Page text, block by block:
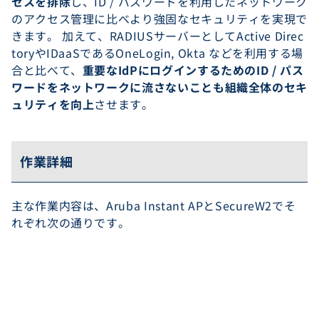
のアクセス管理に比べより強固なセキュリティを実現で
きます。 加えて、RADIUSサーバーとしてActive Direc
toryやIDaaSであるOneLogin, Okta などを利用する場
合と比べて、 重要なIdPにログインするためのID / パス
ワードをネットワークに流さないことも組織全体のセキ
ュリティを向上させます。
作業詳細
主な作業内容は、Aruba Instant APとSecureW2でそ
れぞれ次の通りです。